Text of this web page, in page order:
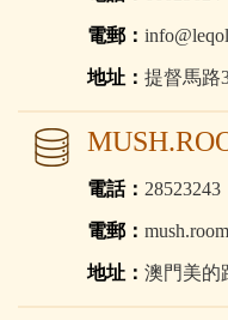
電郵：
地址： 提督馬路
電話： 28523243
電郵：
地址： 澳門美的